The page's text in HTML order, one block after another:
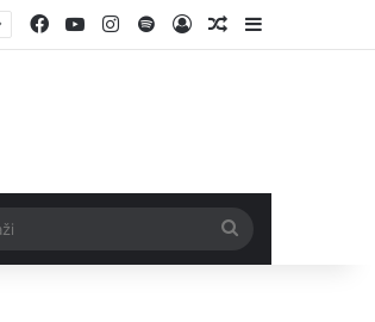
Facebook
YouTubeInstagram
SpotifyLog InRandom Article
Sidebar